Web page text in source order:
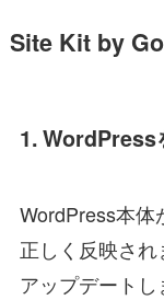
Site Kit by
1. WordPress
WordPress本体
正しく反映さ
アップデートし